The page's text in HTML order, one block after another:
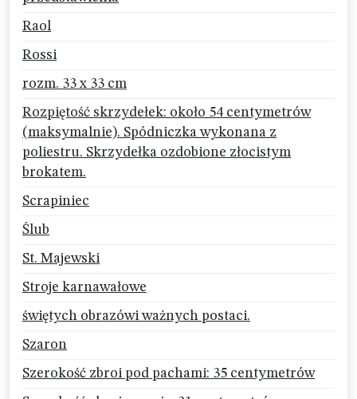
Raol
Rossi
rozm. 33 x 33 cm
Rozpiętość skrzydełek: około 54 centymetrów
(maksymalnie). Spódniczka wykonana z
poliestru. Skrzydełka ozdobione złocistym
brokatem.
Scrapiniec
Ślub
St. Majewski
Stroje karnawałowe
świętych obrazówi ważnych postaci.
Szaron
Szerokość zbroi pod pachami: 35 centymetrów